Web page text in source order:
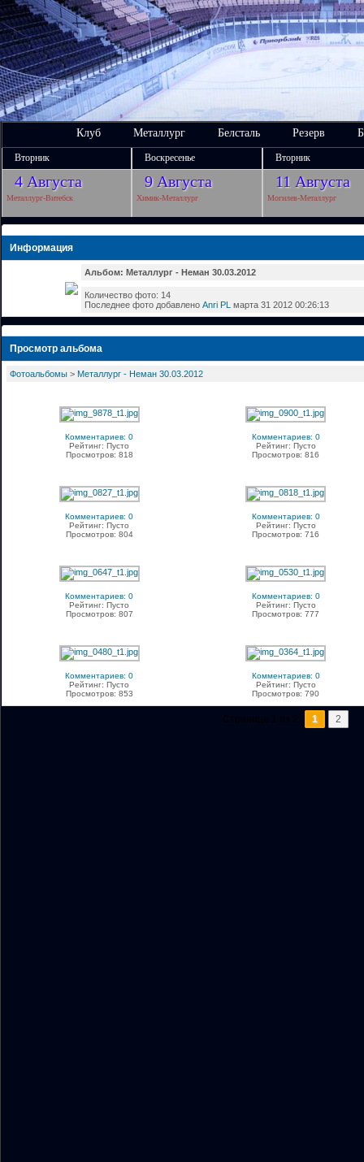
Клуб Металлург Белсталь Резерв
Вторник Воскресенье Вторник
4 Августа 9 Августа 11 Августа
Металлург-Витебск Химик-Металлург Могилев-Металлург
Информация
Альбом: Металлург - Неман 30.03.2012
Количество фото: 14
Последнее фото добавлено Anri PL марта 31 2012 00:26:13
Просмотр альбома
Фотоальбомы > Металлург - Неман 30.03.2012
Комментариев: 0
Рейтинг: Пусто
Просмотров: 818
Комментариев: 0
Рейтинг: Пусто
Просмотров: 816
Комментариев: 0
Рейтинг: Пусто
Просмотров: 804
Комментариев: 0
Рейтинг: Пусто
Просмотров: 716
Комментариев: 0
Рейтинг: Пусто
Просмотров: 807
Комментариев: 0
Рейтинг: Пусто
Просмотров: 777
Комментариев: 0
Рейтинг: Пусто
Просмотров: 853
Комментариев: 0
Рейтинг: Пусто
Просмотров: 790
1 2